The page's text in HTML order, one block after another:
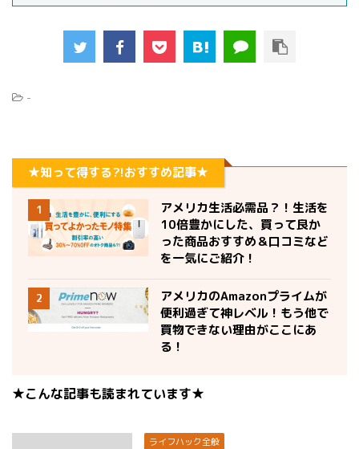
-
★知って得する?!おすすめ記事★
1
アメリカ生活必需品？！生活を
10倍豊かにした、買って良か
った商品おすすめ＆口コミなど
を一気にご紹介！
2
アメリカのAmazonプライムが
便利過ぎて神レベル！もう他で
買物できない理由がここにあ
る！
★こんな記事も読まれています★
ライフハック全般